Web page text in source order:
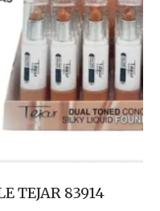
TEJAR 83914